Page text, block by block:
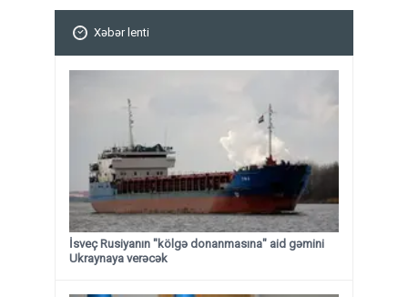
Xəbər lenti
İsveç Rusiyanın "kölgə donanmasına" aid gəmini
Ukraynaya verəcək